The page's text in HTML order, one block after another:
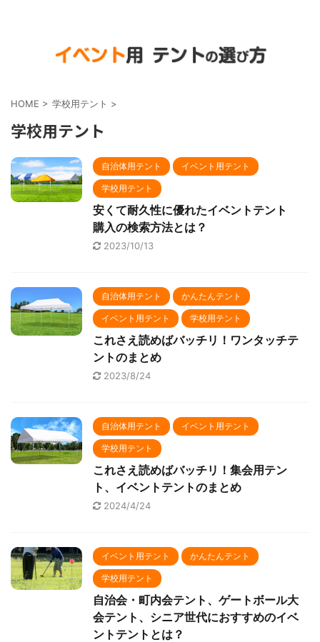
HOME > 学校用テント >
学校用テント
自治体用テント イベント用テント
学校用テント
安くて耐久性に優れたイベントテント
購入の検索方法とは？
2023/10/13
自治体用テント かんたんテント
イベント用テント 学校用テント
これさえ読めばバッチリ！ワンタッチテ
ントのまとめ
2023/8/24
自治体用テント イベント用テント
学校用テント
これさえ読めばバッチリ！集会用テン
ト、イベントテントのまとめ
2024/4/24
イベント用テント かんたんテント
学校用テント
自治会・町内会テント、ゲートボール大
会テント、シニア世代におすすめのイベ
ントテントとは？